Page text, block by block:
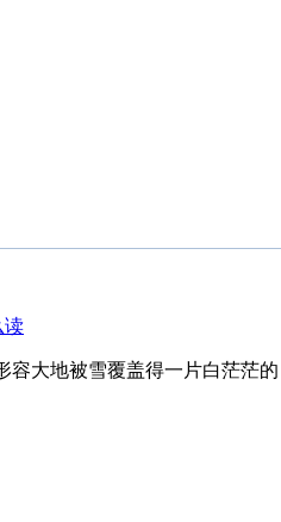
容大地被雪覆盖得一片白茫茫的